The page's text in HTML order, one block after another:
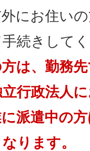
にお住い
続きして
は、勤務
行政法人
に派遣中の
ります。